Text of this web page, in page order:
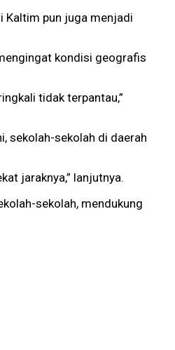
Kaltim pun juga menjadi
kondisi geografis
tidak terpantau,”
sekolah-sekolah di daerah
jaraknya,” lanjutnya.
sekolah, mendukung